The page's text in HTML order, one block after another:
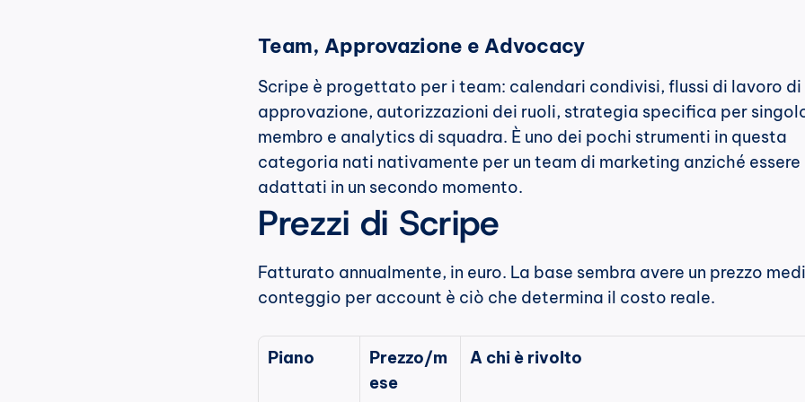
Team, Approvazione e Advocacy
Scripe è progettato per i team: calendari condivisi, flussi di lavoro di
approvazione, autorizzazioni dei ruoli, strategia specifica per
membro e analytics di squadra. È uno dei pochi strumenti in questa
categoria nati nativamente per un team di marketing anziché essere
adattati in un secondo momento.
Prezzi di Scripe
Fatturato annualmente, in euro. La base sembra avere un prezzo
conteggio per account è ciò che determina il costo reale.
Piano
Prezzo/m
ese
A chi è rivolto